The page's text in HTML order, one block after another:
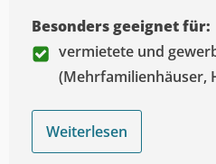
Besonders geeignet für:
vermietete und
(Mehrfamilienhäuser,
Weiterlesen